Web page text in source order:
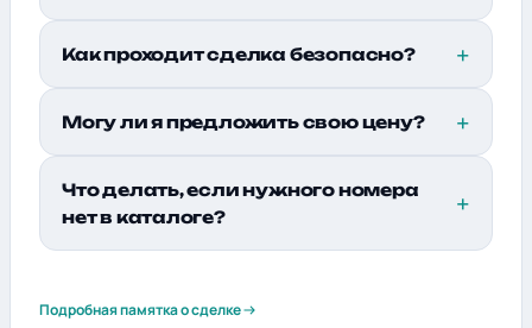
Как проходит сделка безопасно?
Могу ли я предложить свою цену?
Что делать, если нужного номера
нет в каталоге?
Подробная памятка о сделке